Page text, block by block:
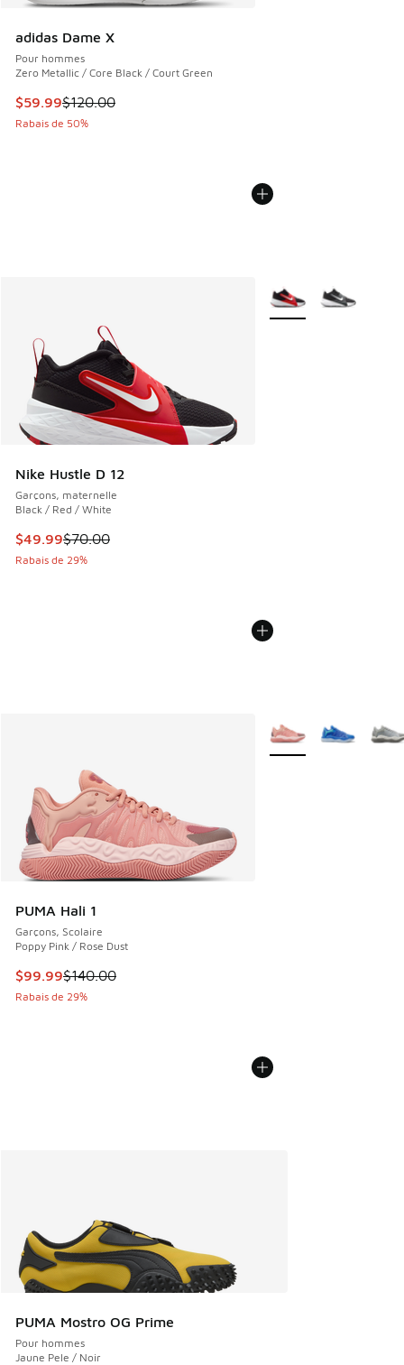
adidas Dame X
Pour hommes
Zero Metallic / Core Black / Court Green
Cet article est en solde. Le prix est passé de $120.00 à
$59.99$120.00
Rabais de 50%
Nike Hustle D 12
Garçons, maternelle
Black / Red / White
Cet article est en solde. Le prix est passé de $70.00 à
$49.99$70.00
Rabais de 29%
Plus de couleurs
PUMA Hali 1
Garçons, Scolaire
Poppy Pink / Rose Dust
Cet article est en solde. Le prix est passé de $140.00 à
$99.99$140.00
Rabais de 29%
Plus de couleurs
PUMA Mostro OG Prime
Pour hommes
Jaune Pele / Noir